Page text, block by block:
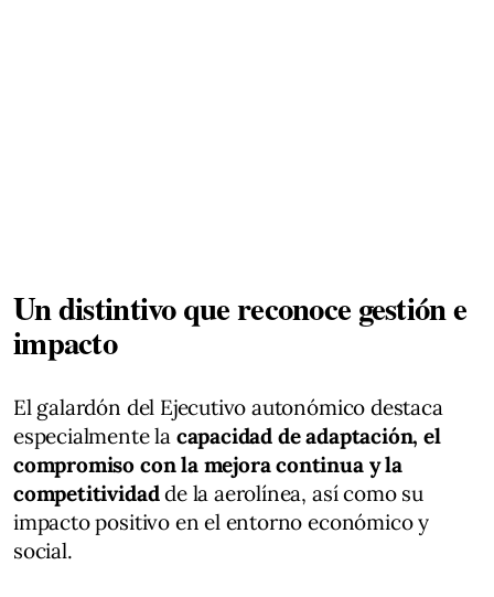
Un distintivo que reconoce gestión e
impacto
El galardón del Ejecutivo autonómico destaca
especialmente la capacidad de adaptación, el
compromiso con la mejora continua y la
competitividadde la aerolínea, así como su
impacto positivo en el entorno económico y
social.